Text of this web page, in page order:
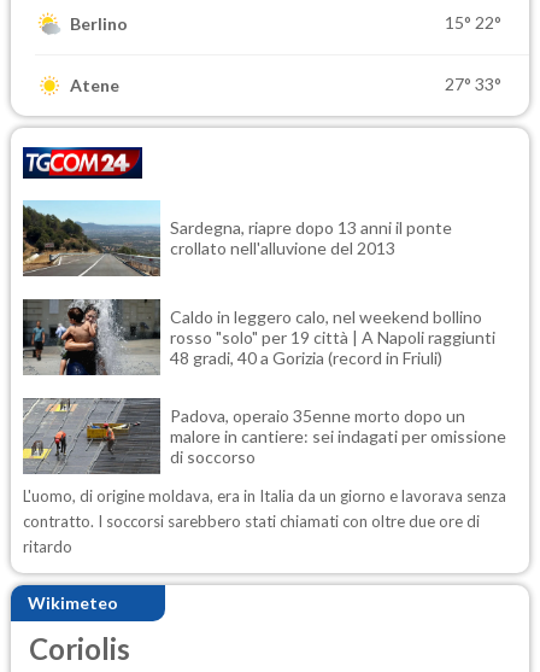
Berlino 15° 22°
Atene 27° 33°
Sardegna, riapre dopo 13 anni il ponte
crollato nell'alluvione del 2013
Caldo in leggero calo, nel weekend bollino
rosso "solo" per 19 città | A Napoli raggiunti
48 gradi, 40 a Gorizia (record in Friuli)
Padova, operaio 35enne morto dopo un
malore in cantiere: sei indagati per omissione
di soccorso
L'uomo, di origine moldava, era in Italia da un giorno e lavorava senza
contratto. I soccorsi sarebbero stati chiamati con oltre due ore di
ritardo
Wikimeteo
Coriolis